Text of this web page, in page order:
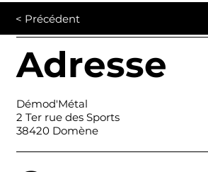
< Précédent
Adresse
Démod'Métal
2 Ter rue des Sports
38420 Domène